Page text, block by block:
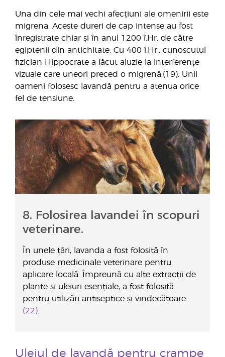
Una din cele mai vechi afecțiuni ale omenirii este
migrena. Aceste dureri de cap intense au fost
înregistrate chiar și în anul 1200 î.Hr. de către
egiptenii din antichitate. Cu 400 î.Hr., cunoscutul
fizician Hippocrate a făcut aluzie la interferențe
vizuale care uneori preced o migrenă.(19). Unii
oameni folosesc lavandă pentru a atenua orice
fel de tensiune.
8. Folosirea lavandei în scopuri
veterinare.
În unele țări, lavanda a fost folosită în
produse medicinale veterinare pentru
aplicare locală. Împreună cu alte extracții de
plante și uleiuri esențiale, a fost folosită
pentru utilizări antiseptice și vindecătoare
(22)
Uleiul de lavandă pentru crampe